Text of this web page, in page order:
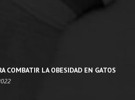
COMBATIR LA OBESIDAD EN GATOS